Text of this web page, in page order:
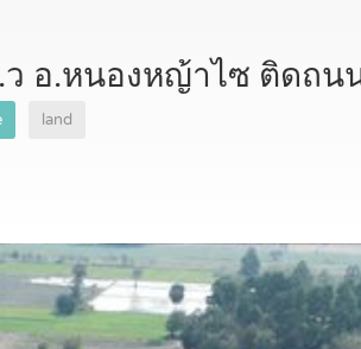
อ.หนองหญ้าไซ ติดถน
land